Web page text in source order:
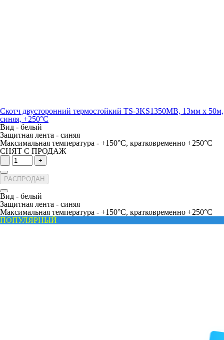
Скотч двусторонний термостойкий TS-3KS1350MB, 13мм х 50м,
синяя, +250°С
Вид - белый
Защитная лента - синяя
Максимальная температура - +150°С, кратковременно +250°С
СНЯТ С ПРОДАЖ
- +
РАСПРОДАН
Вид - белый
Защитная лента - синяя
Максимальная температура - +150°С, кратковременно +250°С
ПОПУЛЯРНЫЙ